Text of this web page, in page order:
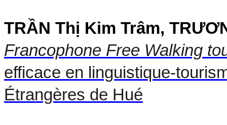
TRẦN Thị Kim Trâm,
Francophone Free Walking
efficace en linguistique-
Étrangères de Hué